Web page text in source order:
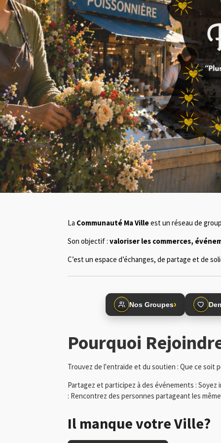
La Communauté Ma Villeest un réseau de
Son objectif : valoriser les commerces,
C’est un espace d’échanges, de partage et de
Nos Groupes›
Pourquoi
Trouvez de l'entraide et du soutien : Que ce soit
Partagez et participez à des événements :
: Rencontrez des personnes partageant les
Il manque votre Ville?